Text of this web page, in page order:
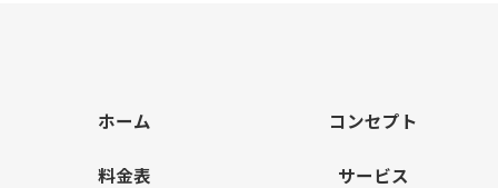
ホーム コンセプト
料金表 サービス